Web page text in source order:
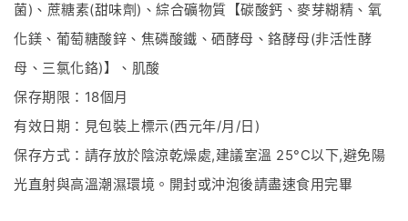
菌) 、蔗糖素(甜味劑) 、綜合礦物質【碳酸鈣、麥芽糊精、氧
化鎂、葡萄糖酸鋅、焦磷酸鐵、硒酵母、鉻酵母(非活性酵
母、三氯化鉻)】、肌酸
保存期限： 18個月
有效日期：見包裝上標示(西元年/月 /日 )
保存方式：請存放於陰涼乾燥處,建議室溫 25°C以下,避免陽
光直射與高溫潮濕環境。開封或沖泡後請盡速食用完畢